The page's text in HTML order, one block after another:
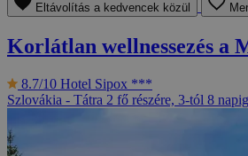
Eltávolítás a kedvencek közül
Korlátlan wellnessezés a
8.7/10 Hotel Sipox ***
Szlovákia - Tátra 2 fő részére, 3-tól 8 napig